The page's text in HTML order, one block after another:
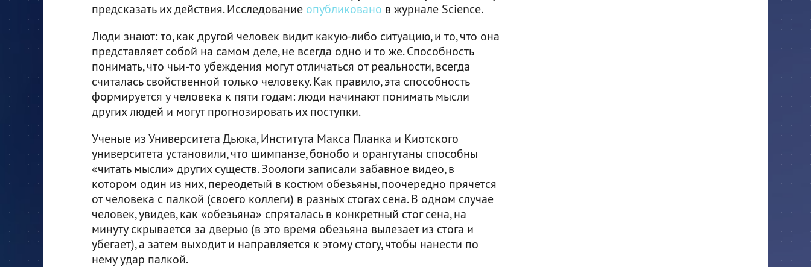
предсказать их действия. Исследование опубликовано в журнале Science.
Люди знают: то, как другой человек видит какую-либо ситуацию, и то, что она
представляет собой на самом деле, не всегда одно и то же. Способность
понимать, что чьи-то убеждения могут отличаться от реальности, всегда
считалась свойственной только человеку. Как правило, эта способность
формируется у человека к пяти годам: люди начинают понимать мысли
других людей и могут прогнозировать их поступки.
Ученые из Университета Дьюка, Института Макса Планка и Киотского
университета установили, что шимпанзе, бонобо и орангутаны способны
«читать мысли» других существ. Зоологи записали забавное видео, в
котором один из них, переодетый в костюм обезьяны, поочередно прячется
от человека с палкой (своего коллеги) в разных стогах сена. В одном случае
человек, увидев, как «обезьяна» спряталась в конкретный стог сена, на
минуту скрывается за дверью (в это время обезьяна вылезает из стога и
убегает), а затем выходит и направляется к этому стогу, чтобы нанести по
нему удар палкой.